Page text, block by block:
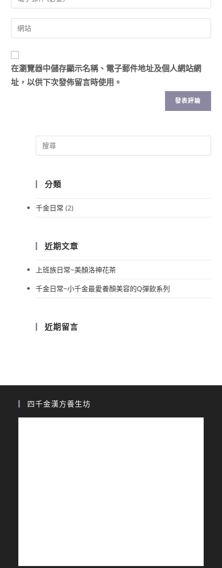
在瀏覽器中儲存顯示名稱、電子郵件地址及個人網站網
址，以供下次發佈留言時使用。
分類
千金日常 (2)
近期文章
上班族日常~美顏洛神花茶
千金日常~小千金最愛養顏美容的Q彈飲系列
近期留言
四千金漢方養生坊